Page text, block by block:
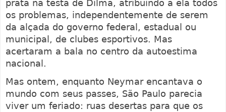
prata na testa de Dilma, atribuindo a ela todos
os problemas, independentemente de serem
da alçada do governo federal, estadual ou
municipal, de clubes esportivos. Mas
acertaram a bala no centro da autoestima
nacional.
Mas ontem, enquanto Neymar encantava o
mundo com seus passes, São Paulo parecia
viver um feriado: ruas desertas para que os